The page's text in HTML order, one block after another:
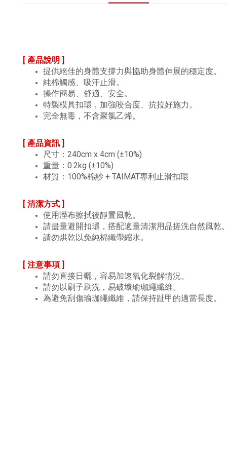
[ 產品說明 ]
提供絕佳的身體支撐力與協助身體伸展的穩定度。
純棉觸感、吸汗止滑。
操作簡易、舒適、安全。
特製模具扣環，加強咬合度、抗拉好施力。
完全無毒，不含聚氯乙烯。
[ 產品資訊 ]
尺寸：240cm x 4cm (±10%)
重量：0.2kg (±10%)
材質：100%棉紗 + TAIMAT專利止滑扣環
[ 清潔方式 ]
使用溼布擦拭後靜置風乾。
請盡量避開扣環，搭配適量清潔用品搓洗自然風乾
請勿烘乾以免純棉織帶縮水。
[ 注意事項 ]
請勿直接日曬，容易加速氧化裂解情況。
請勿以刷子刷洗，易破壞瑜珈繩纖維。
為避免刮傷瑜珈繩纖維，請保持趾甲的適當長度。